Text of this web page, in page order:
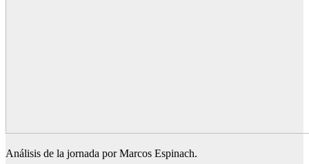
Análisis de la jornada por Marcos Espinach.